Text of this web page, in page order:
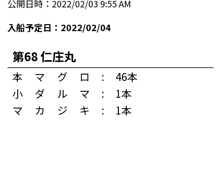
公開日時：2022/02/03 9:55 AM
入船予定日：2022/02/04
第68 仁庄丸
本マグロ :
46本
小ダルマ
:
1本
マカジキ
: 1本